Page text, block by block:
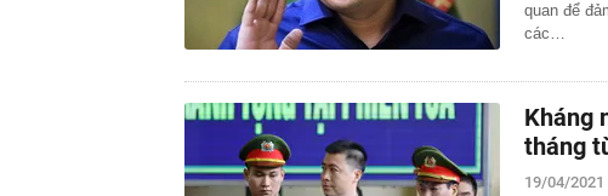
quan để
các…
Kháng
tháng
19/04/2021